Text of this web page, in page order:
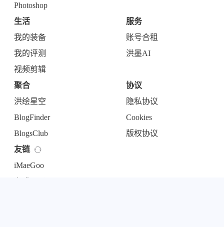
Photoshop
生活
我的装备
我的评测
视频剪辑
服务
账号合租
洪墨AI
聚合
洪绘星空
BlogFinder
BlogsClub
协议
隐私协议
Cookies
版权协议
友链
iMaeGoo